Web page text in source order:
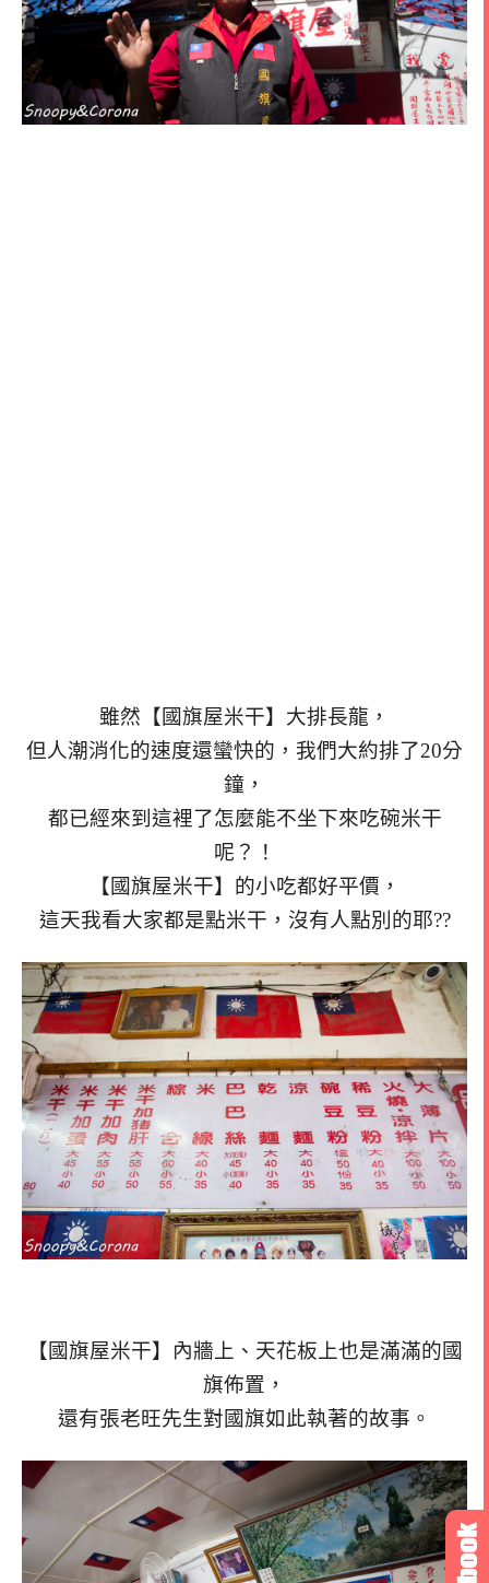
雖然【國旗屋米干】大排長龍，
但人潮消化的速度還蠻快的，我們大約排了20分
鐘，
都已經來到這裡了怎麼能不坐下來吃碗米干
呢？！
【國旗屋米干】的小吃都好平價，
這天我看大家都是點米干，沒有人點別的耶??
【國旗屋米干】內牆上、天花板上也是滿滿的國
旗佈置，
還有張老旺先生對國旗如此執著的故事。